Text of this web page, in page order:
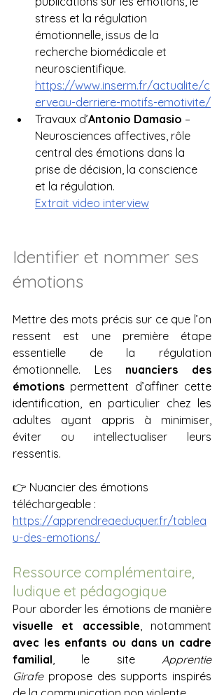
stress et la régulation
émotionnelle, issus de la
recherche biomédicale et
neuroscientifique.
https://www.inserm.fr/actualite/c
erveau-derriere-motifs-emotivite/
Travaux d’Antonio Damasio –
Neurosciences affectives, rôle
central des émotions dans la
prise de décision, la conscience
et la régulation.
Extrait video interview
Identifier et nommer ses
émotions
Mettre des mots précis sur ce que l’on
ressent est une première étape
essentielle de la régulation
émotionnelle. Les nuanciers des
émotions permettent d’affiner cette
identification, en particulier chez les
adultes ayant appris à minimiser,
éviter ou intellectualiser leurs
ressentis.
👉 Nuancier des émotions
téléchargeable :
https://apprendreaeduquer.fr/tablea
u-des-emotions/
Ressource complémentaire,
ludique et pédagogique
visuelle et accessible
avec les enfants ou dans un cadre
familial, le site Apprentie
Girafe propose des supports inspirés